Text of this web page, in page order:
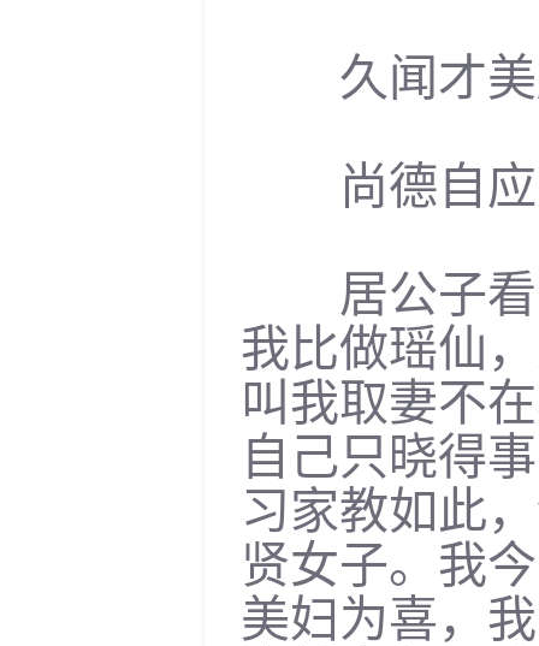
久闻才美
尚德自应
居公子看
我比做瑶仙
叫我取妻不
自己只晓得
习家教如此
贤女子。我
美妇为喜，